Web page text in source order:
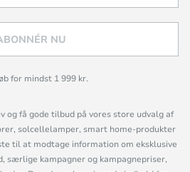
NU
for mindst 1 999 kr.
og få gode tilbud på vores store udvalg af
solcellelamper, smart home-produkter
til at modtage information om eksklusive
særlige kampagner og kampagnepriser,